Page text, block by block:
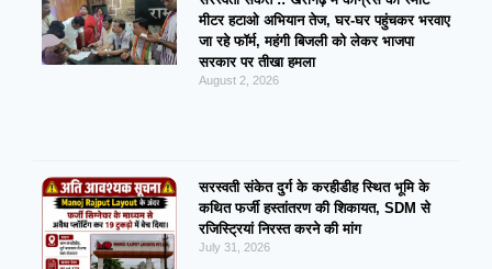
मीटर हटाओ अभियान तेज, घर-घर पहुंचकर भरवाए
जा रहे फॉर्म, महंगी बिजली को लेकर भाजपा
सरकार पर तीखा हमला
August 2, 2026
सरस्वती संकेत दुर्ग के करहीडीह स्थित भूमि के
कथित फर्जी हस्तांतरण की शिकायत, SDM से
रजिस्ट्रियां निरस्त करने की मांग
July 31, 2026